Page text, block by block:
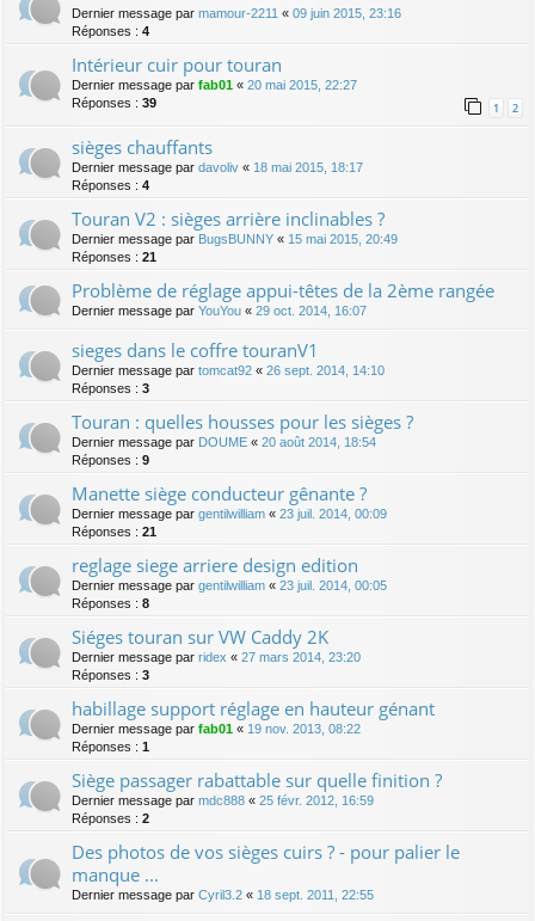
Dernier message par mamour-2211 « 09 juin 2015, 23:16
Réponses : 4
Intérieur cuir pour touran
Dernier message par fab01 « 20 mai 2015, 22:27
Réponses : 39 1 2
sièges chauffants
Dernier message par davoliv « 18 mai 2015, 18:17
Réponses : 4
Touran V2 : sièges arrière inclinables ?
Dernier message par BugsBUNNY « 15 mai 2015, 20:49
Réponses : 21
Problème de réglage appui-têtes de la 2ème rangée
Dernier message par YouYou « 29 oct. 2014, 16:07
sieges dans le coffre touranV1
Dernier message par tomcat92 « 26 sept. 2014, 14:10
Réponses : 3
Touran : quelles housses pour les sièges ?
Dernier message par DOUME « 20 août 2014, 18:54
Réponses : 9
Manette siège conducteur gênante ?
Dernier message par gentilwilliam « 23 juil. 2014, 00:09
Réponses : 21
reglage siege arriere design edition
Dernier message par gentilwilliam « 23 juil. 2014, 00:05
Réponses : 8
Siéges touran sur VW Caddy 2K
Dernier message par ridex « 27 mars 2014, 23:20
Réponses : 3
habillage support réglage en hauteur génant
Dernier message par fab01 « 19 nov. 2013, 08:22
Réponses : 1
Siège passager rabattable sur quelle finition ?
Dernier message par mdc888 « 25 févr. 2012, 16:59
Réponses : 2
Des photos de vos sièges cuirs ? - pour palier le
manque ...
Dernier message par Cyril3.2 « 18 sept. 2011, 22:55